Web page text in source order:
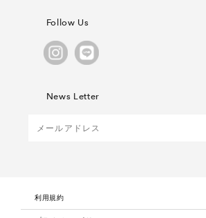
Follow Us
News Letter
利用規約